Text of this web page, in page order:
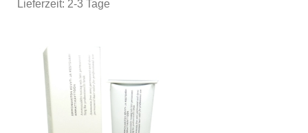
Lieferzeit: 2-3 Tage